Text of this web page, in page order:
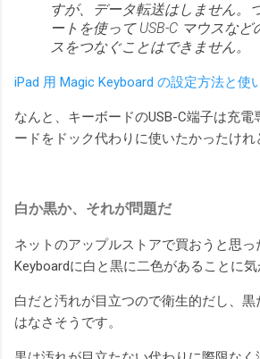
すが、データ転送はしません。
ートを使って USB-C マウスな
スをつなぐことはできません。
iPad 用 Magic Keyboard の設定方法と使
なんと、キーボードのUSB-C端子は充電
ードをドック代わりに使いたかったけれ
白か黒か、それが問題だ
ネットのアップルストアで買おうと思
Keyboardに白と黒に二色があることに気
白だと汚れが目立つので衛生的だし、黒
はなさそうです。